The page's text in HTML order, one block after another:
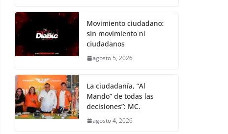
k
c
e
b
o
o
k
itt
er s
A
p
e
n
g
gr
a
p
Movimiento ciudadano:
sin movimiento ni
ciudadanos
agosto 5, 2026
La ciudadanía, “Al
Mando” de todas las
decisiones”: MC.
agosto 4, 2026